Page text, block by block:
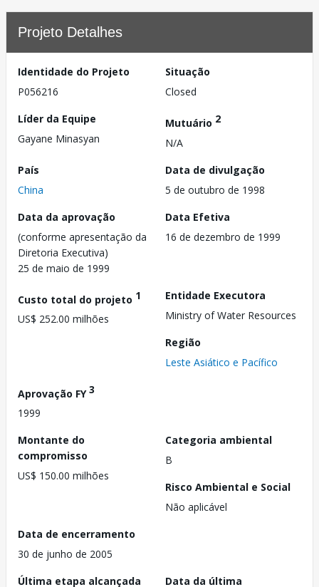
Projeto Detalhes
Identidade do Projeto
P056216
Situação
Closed
Líder da Equipe
Gayane Minasyan
Mutuário 2
N/A
País
China
Data de divulgação
5 de outubro de 1998
Data da aprovação
(conforme apresentação da
Diretoria Executiva)
25 de maio de 1999
Data Efetiva
16 de dezembro de 1999
Custo total do projeto 1
US$ 252.00 milhões
Entidade Executora
Ministry of Water Resources
Região
Leste Asiático e Pacífico
Aprovação FY3
1999
Montante do
compromisso
US$ 150.00 milhões
Categoria ambiental
B
Risco Ambiental e Social
Não aplicável
Data de encerramento
30 de junho de 2005
Última etapa alcançada
Data da última